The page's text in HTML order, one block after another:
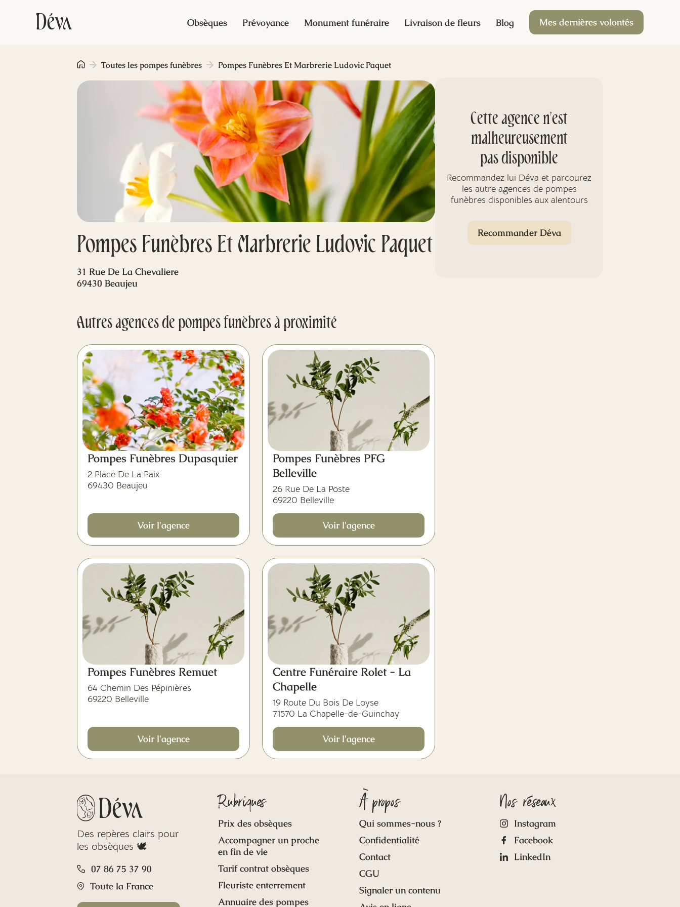
Obsèques Prévoyance Monument funéraire Livraison de fleurs Blog Mes dernières volontés
Pompes Funèbres Et Marbrerie Ludovic Paquet
Toutes les pompes funèbres Pompes Funèbres Et Marbrerie Ludovic Paquet
31 Rue De La Chevaliere
69430 Beaujeu
Autres agences de pompes funèbres à proximité
Pompes Funèbres Dupasquier
2 Place De La Paix
69430 Beaujeu
Voir l'agence
Pompes Funèbres PFG
Belleville
26 Rue De La Poste
69220 Belleville
Voir l'agence
Pompes Funèbres Remuet
64 Chemin Des Pépinières
69220 Belleville
Voir l'agence
Centre Funéraire Rolet - La
Chapelle
19 Route Du Bois De Loyse
71570 La Chapelle-de-Guinchay
Voir l'agence
Cette agence n'est
malheureusement
pas disponible
Recommandez lui Déva et parcourez
les autre agences de pompes
funèbres disponibles aux alentours
Recommander Déva
Des repères clairs pour
les obsèques 🕊️
07 86 75 37 90
Toute la France
Rubriques
Prix des obsèques
Accompagner un proche
en fin de vie
Tarif contrat obsèques
Fleuriste enterrement
Annuaire des pompes
À propos
Qui sommes-nous ?
Confidentialité
Contact
CGU
Signaler un contenu
Nos réseaux
Instagram
Facebook
LinkedIn